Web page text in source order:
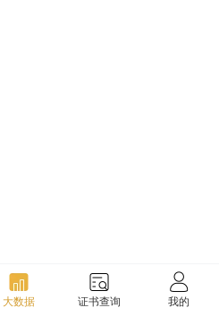
大数据 证书查询 我的